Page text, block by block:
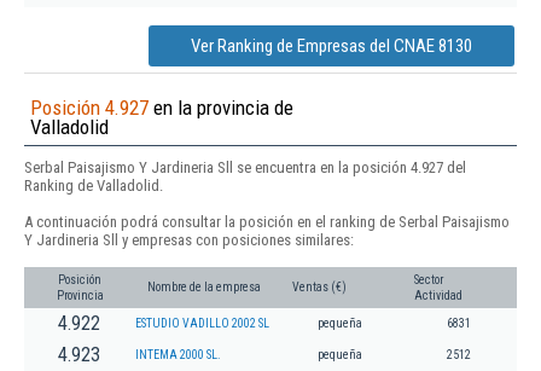
Ver Ranking de Empresas del CNAE 8130
Posición 4.927 en la provincia de
Valladolid
Serbal Paisajismo Y Jardineria Sll se encuentra en la posición 4.927 del
Ranking de Valladolid.
A continuación podrá consultar la posición en el ranking de Serbal Paisajismo
Y Jardineria Sll y empresas con posiciones similares:
Posición
Provincia
Nombre de la empresa Ventas (€)
Sector
Actividad
4.922 ESTUDIO VADILLO 2002 SL pequeña 6831
4.923 INTEMA 2000 SL. pequeña 2512